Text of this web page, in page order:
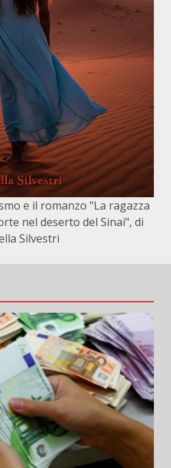
e il romanzo "La ragazza
nel deserto del Sinai", di
Silvestri